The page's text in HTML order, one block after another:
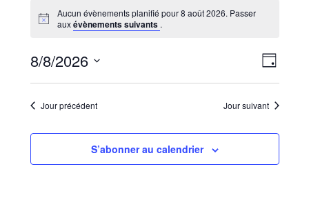
Aucun évènements planifié pour 8 août 2026. Passer
auxévènements suivants .
par
de
vues
Jour
8/8/2026
Sélectionnez
uneJour précédent Jour suivant
S’abonner au calendrier